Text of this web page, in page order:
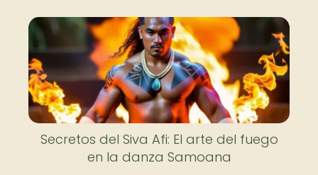
Secretos del Siva Afi: El arte del fuego
en la danza Samoana